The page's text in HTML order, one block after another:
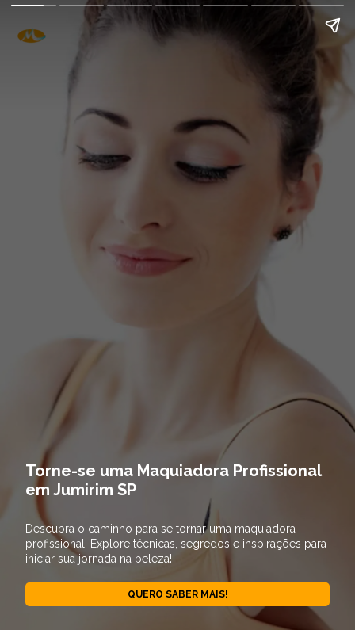
Torne-se uma Maquiadora Profissional
em Jumirim SP
Descubra o caminho para se tornar uma maquiadora
profissional. Explore técnicas, segredos e inspirações para
iniciar sua jornada na beleza!
QUERO SABER MAIS!